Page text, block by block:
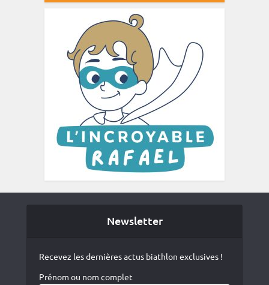
Newsletter
Recevez les dernières actus biathlon exclusives !
Prénom ou nom complet